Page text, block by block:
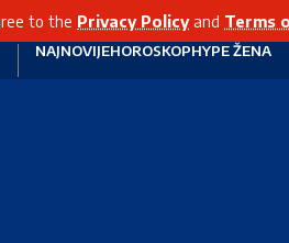
to the Privacy Policyand Terms
NAJNOVIJEHOROSKOPHYPE ŽENA